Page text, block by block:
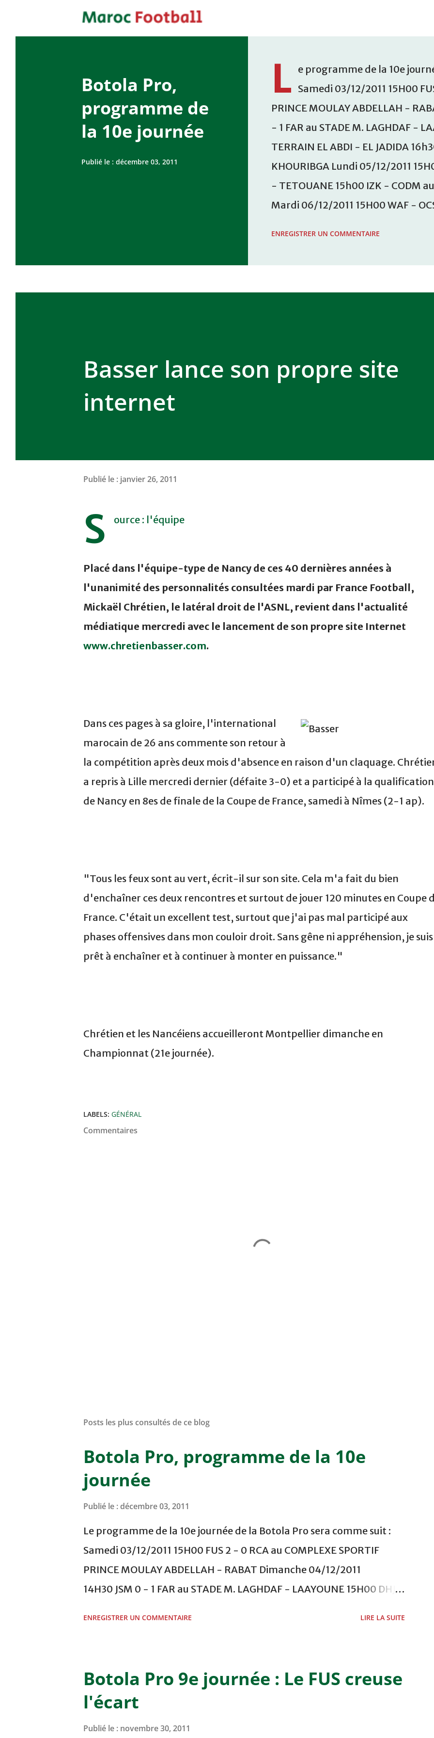
Botola Pro,
programme de
la 10e journée
Publié le : décembre 03, 2011
L e programme de la 10e
Samedi 03/12/2011 15H00
PRINCE MOULAY ABDELLAH -
- 1 FAR au STADE M. LAGHDAF -
TERRAIN EL ABDI - EL JADIDA
KHOURIBGA Lundi 05/12/2011
- TETOUANE 15h00 IZK - CODM
Mardi 06/12/2011 15H00 WAF -
ENREGISTRER UN COMMENTAIRE
Basser lance son propre site
internet
Publié le : janvier 26, 2011
S ource : l'équipe
Placé dans l'équipe-type de Nancy de ces 40 dernières années à
l'unanimité des personnalités consultées mardi par France Football,
Mickaël Chrétien, le latéral droit de l'ASNL, revient dans l'actualité
médiatique mercredi avec le lancement de son propre site Internet
www.chretienbasser.com.
Dans ces pages à sa gloire, l'international
marocain de 26 ans commente son retour à
la compétition après deux mois d'absence en raison d'un claquage.
a repris à Lille mercredi dernier (défaite 3-0) et a participé à la qualification
de Nancy en 8es de finale de la Coupe de France, samedi à Nîmes (2-1 ap).
"Tous les feux sont au vert, écrit-il sur son site. Cela m'a fait du bien
d'enchaîner ces deux rencontres et surtout de jouer 120 minutes en Coupe
France. C'était un excellent test, surtout que j'ai pas mal participé aux
phases offensives dans mon couloir droit. Sans gêne ni appréhension, je suis
prêt à enchaîner et à continuer à monter en puissance."
Chrétien et les Nancéiens accueilleront Montpellier dimanche en
Championnat (21e journée).
LABELS: GÉNÉRAL
Commentaires
Posts les plus consultés de ce blog
Botola Pro, programme de la 10e
journée
Publié le :décembre 03, 2011
Le programme de la 10e journée de la Botola Pro sera comme suit :
Samedi 03/12/2011 15H00 FUS 2 - 0 RCA au COMPLEXE SPORTIF
PRINCE MOULAY ABDELLAH - RABAT Dimanche 04/12/2011
14H30 JSM 0 - 1 FAR au STADE M. LAGHDAF - LAAYOUNE 15H00 DHJ 0
COMPLEXE SPORTIF DE FES - FES WAC - MAS Reporté pour cause de
finale de la coupe de la CAF COMPLEXE SPORTIF MOHAMMED
VCASABLANCA
ENREGISTRER UN COMMENTAIRE LIRE LA SUITE
Botola Pro 9e journée : Le FUS creuse
l'écart
Publié le : novembre 30, 2011